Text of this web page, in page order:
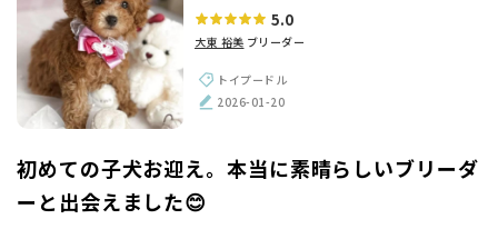
5.0
大東 裕美 ブリーダー
トイプードル
2026-01-20
初めての子犬お迎え。本当に素晴らしいブリーダ
ーと出会えました😊